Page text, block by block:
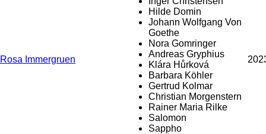
Rosa Immergruen
Hilde Domin
Johann Wolfgang Von
Goethe
Nora Gomringer
Andreas Gryphius
Klára Hůrková
Barbara Köhler
Gertrud Kolmar
Christian Morgenstern
Rainer Maria Rilke
Salomon
Sappho